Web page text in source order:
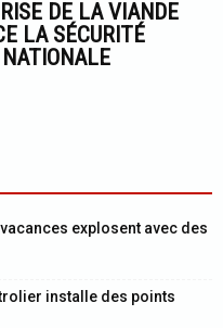
DE LA VIANDE
LA SÉCURITÉ
explosent avec des
installe des points